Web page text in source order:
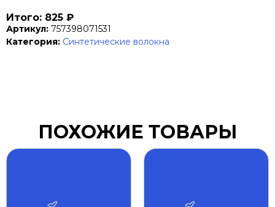
Итого: 825 ₽
Артикул: 757398071531
Категория: Синтетические волокна
ПОХОЖИЕ ТОВАРЫ